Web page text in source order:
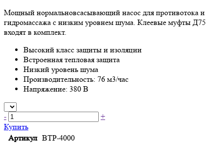
Мощный нормальновсасывающий насос для противотока и
гидромассажа с низким уровнем шума. Клеевые муфты Д75
входят в комплект.
Высокий класс защиты и изоляции
Встроенная тепловая защита
Низкий уровень шума
Производительность: 76 м3/час
Напряжение: 380 В
-
+
Купить
Артикул BTP-4000